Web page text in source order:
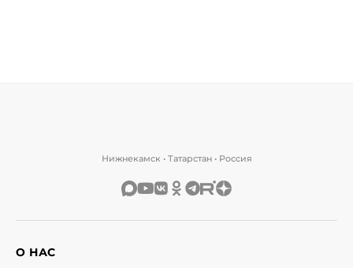
Нижнекамск • Татарстан • Россия
О НАС